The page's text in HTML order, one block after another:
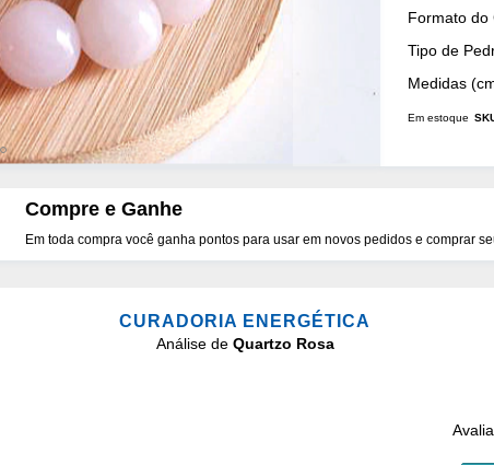
Mais
Formato do
Tipo de
Medidas
Em estoque
Compre e Ganhe
Em toda compra você ganha pontos para usar em novos pedidos e comprar
CURADORIA ENERGÉTICA
Análise de Quartzo Rosa